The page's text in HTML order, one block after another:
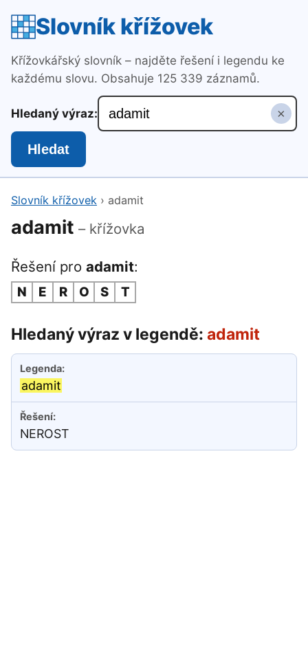
Slovník křížovek
Křížovkářský slovník – najděte řešení i legendu ke
každému slovu. Obsahuje 125 339 záznamů.
Hledaný výraz: ×
Hledat
Slovník křížovek › adamit
adamit – křížovka
Řešení pro adamit:
N E R O S T
Hledaný výraz v legendě: adamit
adamit
NEROST